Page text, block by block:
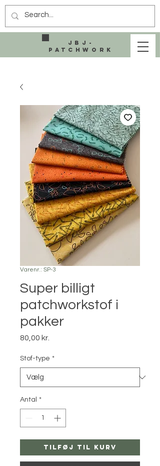
JBJ-
Patchwork
Varenr.: SP-3
Super billigt
patchworkstof i
pakker
80,00 kr.
Stof-type *
Antal *
Tilføj til kurv